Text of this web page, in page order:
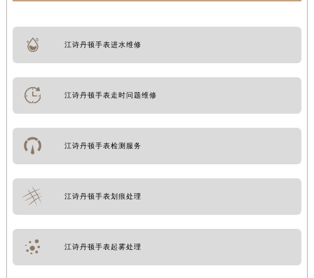
江诗丹顿手表进水维修
江诗丹顿手表走时问题维修
江诗丹顿手表检测服务
江诗丹顿手表划痕处理
江诗丹顿手表起雾处理